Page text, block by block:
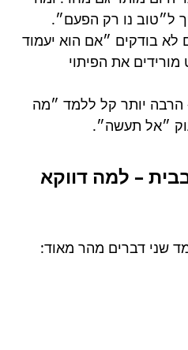
ל״טוב נו רק הפעם״.
לא בודקים ״אם הוא יעמוד
את הפיתוי
הרבה יותר קל ללמד ״מה
״אל תעשה״.
– למה דווקא
שני דברים מהר מאוד: